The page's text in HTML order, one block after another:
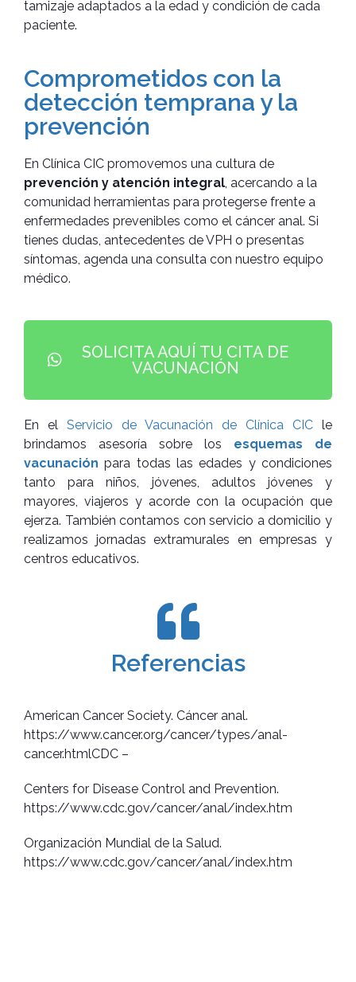
tamizaje adaptados a la edad y condición de cada
paciente.
Comprometidos con la
detección temprana y la
prevención
En Clínica CIC promovemos una cultura de
prevención y atención integral , acercando a la
comunidad herramientas para protegerse frente a
enfermedades prevenibles como el cáncer anal. Si
tienes dudas, antecedentes de VPH o presentas
síntomas, agenda una consulta con nuestro equipo
médico.
SOLICITA AQUÍ TU CITA DE
VACUNACIÓN
En el Servicio de Vacunación de Clínica CIC le
brindamos asesoría sobre los esquemas de
vacunación para todas las edades y condiciones
tanto para niños, jóvenes, adultos jóvenes y
mayores, viajeros y acorde con la ocupación que
ejerza. También contamos con servicio a domicilio y
realizamos jornadas extramurales en empresas y
centros educativos.
Referencias
American Cancer Society. Cáncer anal.
https://www.cancer.org/cancer/types/anal-
cancer.htmlCDC –
Centers for Disease Control and Prevention.
https://www.cdc.gov/cancer/anal/index.htm
Organización Mundial de la Salud.
https://www.cdc.gov/cancer/anal/index.htm